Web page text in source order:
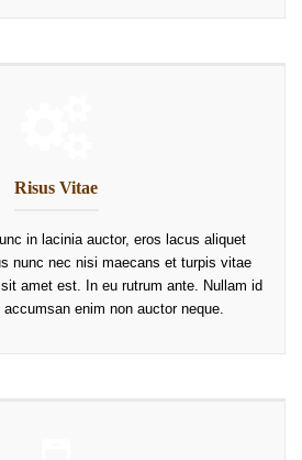
Risus Vitae
in lacinia auctor, eros lacus aliquet
nunc nec nisi maecans et turpis vitae
amet est. In eu rutrum ante. Nullam id
accumsan enim non auctor neque.